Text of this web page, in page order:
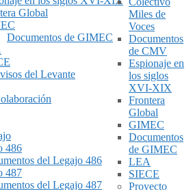
Global
Documentos de GIMEC
del Levante
486
del Legajo 486
487
del Legajo 487
Miles de
Voces
Documentos
de CMV
Espionaje en
los siglos
XVI-XIX
Frontera
Global
GIMEC
Documentos
de GIMEC
LEA
SIECE
Proyecto